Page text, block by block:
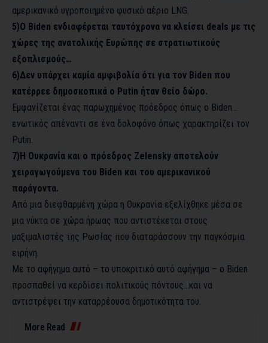
αμερικανικό υγροποιημένο φυσικό αέριο LNG.
5)Ο Biden ενδιαφέρεται ταυτόχρονα να κλείσει deals με τις
χώρες της ανατολικής Ευρώπης σε στρατιωτικούς
εξοπλισμούς…
6)Δεν υπάρχει καμία αμφιβολία ότι για τον Biden που
κατέρρεε δημοσκοπικά ο Putin ήταν θείο δώρο.
Εμφανίζεται ένας παρωχημένος πρόεδρος όπως ο Biden…
ενωτικός απέναντι σε ένα δολοφόνο όπως χαρακτηρίζει τον
Putin.
7)Η Ουκρανία και ο πρόεδρος Zelensky αποτελούν
χειραγωγούμενα του Biden και του αμερικανικού
παράγοντα.
Από μια διεφθαρμένη χώρα η Ουκρανία εξελίχθηκε μέσα σε
μια νύκτα σε χώρα ήρωας που αντιστέκεται στους
μαξιμαλιστές της Ρωσίας που διαταράσσουν την παγκόσμια
ειρήνη.
Με το αφήγημα αυτό – το υποκριτικό αυτό αφήγημα – ο Biden
προσπαθεί να κερδίσει πολιτικούς πόντους…και να
αντιστρέψει την καταρρέουσα δημοτικότητα του.
More Read